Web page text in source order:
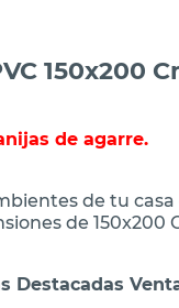
150x200
de agarre.
de tu
de
Destacadas